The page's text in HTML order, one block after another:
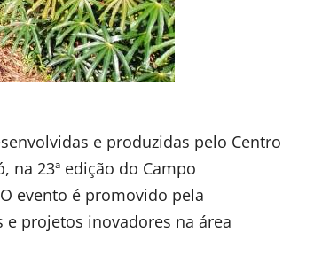
e produzidas pelo Centro
na 23ª edição do Campo
evento é promovido pela
projetos inovadores na área